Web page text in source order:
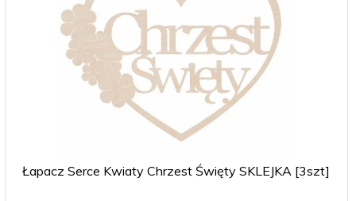
Łapacz Serce Kwiaty Chrzest Święty SKLEJKA [3szt]